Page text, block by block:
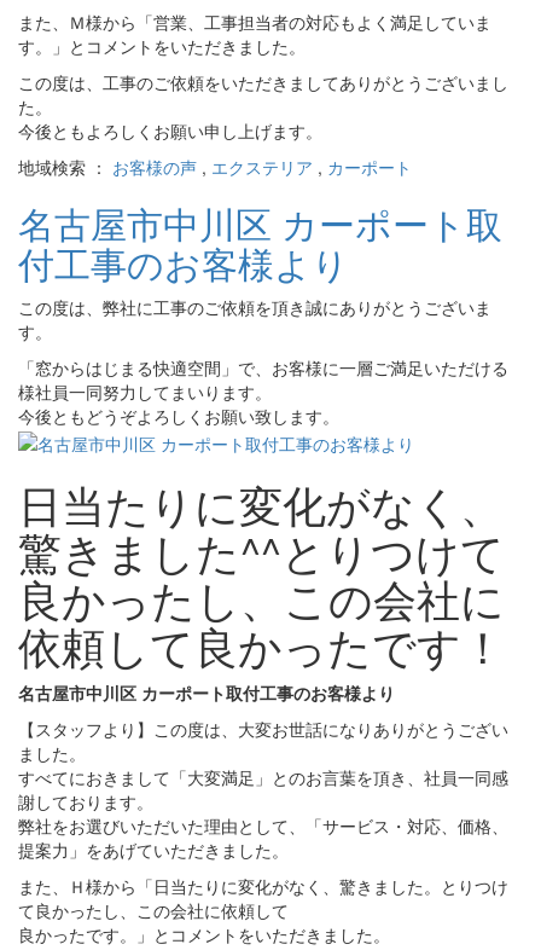
また、Ｍ様から「営業、工事担当者の対応もよく満足していま
す。」とコメントをいただきました。
この度は、工事のご依頼をいただきましてありがとうございまし
た。
今後ともよろしくお願い申し上げます。
地域検索 ： お客様の声 , エクステリア , カーポート
名古屋市中川区 カーポート取
付工事のお客様より
この度は、弊社に工事のご依頼を頂き誠にありがとうございま
す。
「窓からはじまる快適空間」で、お客様に一層ご満足いただける
様社員一同努力してまいります。
今後ともどうぞよろしくお願い致します。
日当たりに変化がなく、
驚きました^^とりつけて
良かったし、この会社に
依頼して良かったです！
名古屋市中川区 カーポート取付工事のお客様より
【スタッフより】この度は、大変お世話になりありがとうござい
ました。
すべてにおきまして「大変満足」とのお言葉を頂き、社員一同感
謝しております。
弊社をお選びいただいた理由として、「サービス・対応、価格、
提案力」をあげていただきました。
また、Ｈ様から「日当たりに変化がなく、驚きました。とりつけ
て良かったし、この会社に依頼して
良かったです。」とコメントをいただきました。